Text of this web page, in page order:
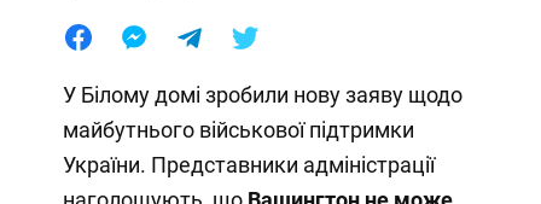
У Білому домі зробили нову заяву щодо
майбутнього військової підтримки
України. Представники адміністрації